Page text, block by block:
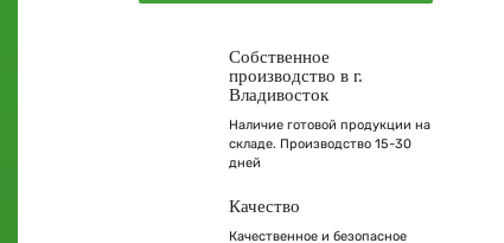
Собственное
производство в г.
Владивосток
Наличие готовой продукции на
складе. Производство 15-30
дней
Качество
Качественное и безопасное